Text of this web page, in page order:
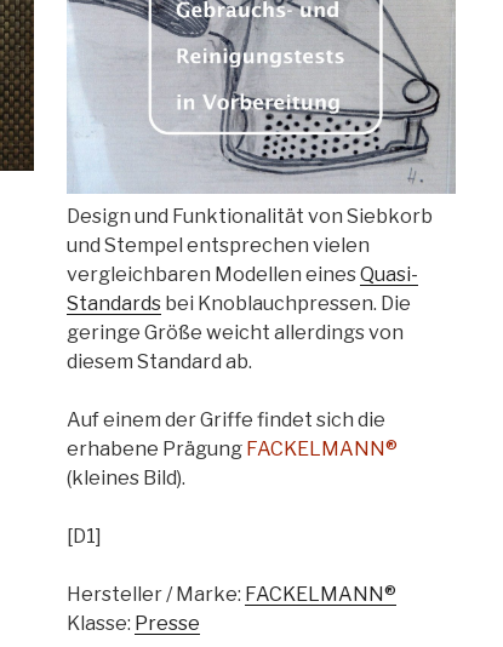
Design und Funktionalität von Siebkorb
und Stempel entsprechen vielen
vergleichbaren Modellen einesQuasi-
Standardsbei Knoblauchpressen. Die
geringe Größe weicht allerdings von
diesem Standard ab.
Auf einem der Griffe findet sich die
erhabene Prägung FACKELMANN®
(kleines Bild).
[D1]
Hersteller / Marke: FACKELMANN®
Klasse: Presse